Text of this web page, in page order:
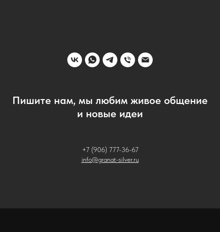
Пишите нам, мы любим живое общение
и новые идеи
+7 (906) 777-36-67
info@granat-silver.ru